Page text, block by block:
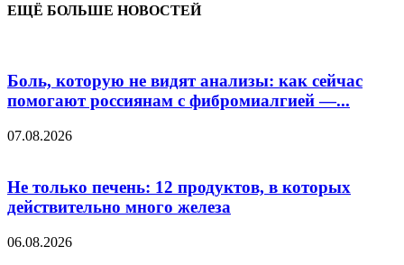
ЕЩЁ БОЛЬШЕ НОВОСТЕЙ
Боль, которую не видят анализы: как сейчас
помогают россиянам с фибромиалгией —...
07.08.2026
Не только печень: 12 продуктов, в которых
действительно много железа
06.08.2026